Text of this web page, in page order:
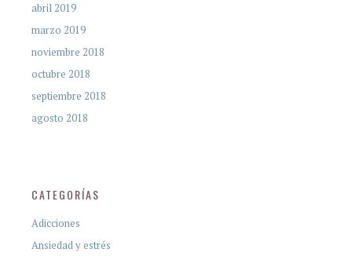
abril 2019
marzo 2019
noviembre 2018
octubre 2018
septiembre 2018
agosto 2018
CATEGORÍAS
Adicciones
Ansiedad y estrés